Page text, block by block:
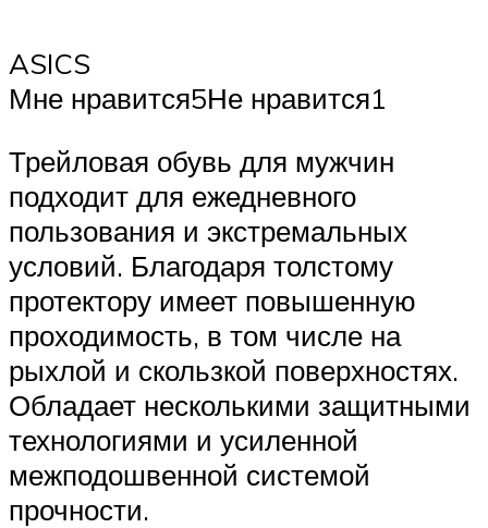
ASICS
Мне нравится5Не нравится1
Трейловая обувь для мужчин
подходит для ежедневного
пользования и экстремальных
условий. Благодаря толстому
протектору имеет повышенную
проходимость, в том числе на
рыхлой и скользкой поверхностях.
Обладает несколькими защитными
технологиями и усиленной
межподошвенной системой
прочности.